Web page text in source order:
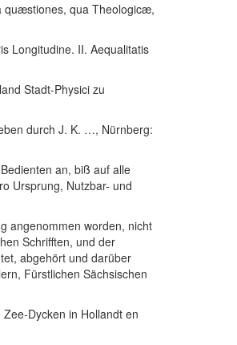
quæstiones, qua Theologicæ,
Longitudine. II. Aequalitatis
Stadt-Physici zu
durch J. K. …, Nürnberg:
an, biß auf alle
Ursprung, Nutzbar- und
angenommen worden, nicht
Schrifften, und der
abgehört und darüber
Fürstlichen Sächsischen
Dycken in Hollandt en